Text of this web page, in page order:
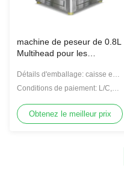
machine de peseur de 0.8L
Multihead pour les
bonbons à palmier dattier
Détails d'emballage: caisse en
bois
Conditions de paiement: L/C,
Obtenez le meilleur prix